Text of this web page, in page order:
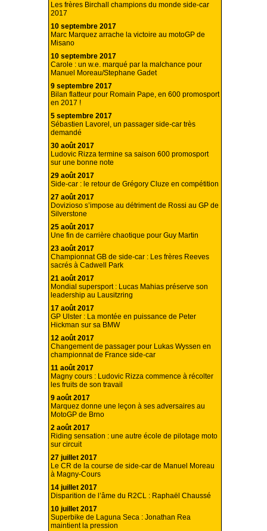
Les frères Birchall champions du monde side-car
2017
10 septembre 2017
Marc Marquez arrache la victoire au motoGP de
Misano
10 septembre 2017
Carole : un w.e. marqué par la malchance pour
Manuel Moreau/Stephane Gadet
9 septembre 2017
Bilan flatteur pour Romain Pape, en 600 promosport
en 2017 !
5 septembre 2017
Sébastien Lavorel, un passager side-car très
demandé
30 août 2017
Ludovic Rizza termine sa saison 600 promosport
sur une bonne note
29 août 2017
Side-car : le retour de Grégory Cluze en compétition
27 août 2017
Dovizioso s’impose au détriment de Rossi au GP de
Silverstone
25 août 2017
Une fin de carrière chaotique pour Guy Martin
23 août 2017
Championnat GB de side-car : Les frères Reeves
sacrés à Cadwell Park
21 août 2017
Mondial supersport : Lucas Mahias préserve son
leadership au Lausitzring
17 août 2017
GP Ulster : La montée en puissance de Peter
Hickman sur sa BMW
12 août 2017
Changement de passager pour Lukas Wyssen en
championnat de France side-car
11 août 2017
Magny cours : Ludovic Rizza commence à récolter
les fruits de son travail
9 août 2017
Marquez donne une leçon à ses adversaires au
MotoGP de Brno
2 août 2017
Riding sensation : une autre école de pilotage moto
sur circuit
27 juillet 2017
Le CR de la course de side-car de Manuel Moreau
à Magny-Cours
14 juillet 2017
Disparition de l’âme du R2CL : Raphaël Chaussé
10 juillet 2017
Superbike de Laguna Seca : Jonathan Rea
maintient la pression